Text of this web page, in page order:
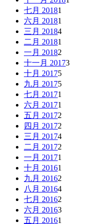
七月 20181
六月 20181
三月 20184
二月 20181
一月 20182
十一月 20173
十月 20175
九月 20175
七月 20171
六月 20171
五月 20172
四月 20172
三月 20174
二月 20172
一月 20171
十月 20161
九月 20162
八月 20164
七月 20162
六月 20163
五月 20161